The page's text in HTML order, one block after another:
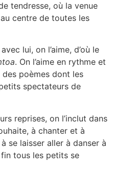
tendresse, où la venue
centre de toutes les
lui, on l’aime, d’où le
. On l’aime en rythme et
poèmes dont les
spectateurs de
reprises, on l’inclut dans
à chanter et à
se laisser aller à danser à
tous les petits se